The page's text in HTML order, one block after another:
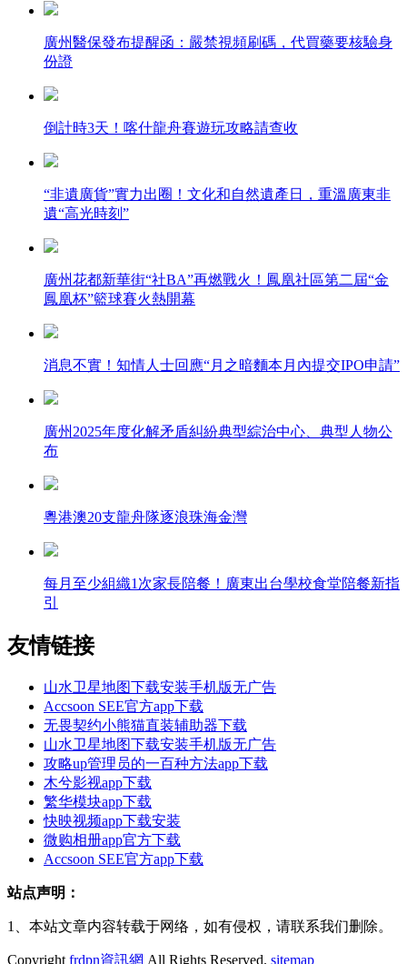
廣州醫保發布提醒函：嚴禁視頻刷碼，代買藥要核驗身
份證
倒計時3天！喀什龍舟賽遊玩攻略請查收
“非遺廣貨”實力出圈！文化和自然遺產日，重溫廣東非
遺“高光時刻”
廣州花都新華街“社BA”再燃戰火！鳳凰社區第二屆“金
鳳凰杯”籃球賽火熱開幕
消息不實！知情人士回應“月之暗麵本月內提交IPO申請”
廣州2025年度化解矛盾糾紛典型綜治中心、典型人物公
布
粵港澳20支龍舟隊逐浪珠海金灣
每月至少組織1次家長陪餐！廣東出台學校食堂陪餐新指
引
友情链接
山水卫星地图下载安装手机版无广告
Accsoon SEE官方app下载
无畏契约小熊猫直装辅助器下载
山水卫星地图下载安装手机版无广告
攻略up管理员的一百种方法app下载
木兮影视app下载
繁华模块app下载
快映视频app下载安装
微购相册app官方下载
Accsoon SEE官方app下载
站点声明：
1、本站文章内容转载于网络，如有侵权，请联系我们删除。
Copyright frdpn資訊網 All Rights Reserved. sitemap